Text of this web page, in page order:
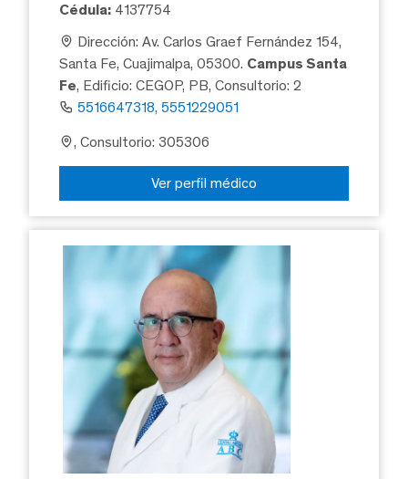
Cédula: 4137754
Dirección: Av. Carlos Graef Fernández 154,
Santa Fe, Cuajimalpa, 05300. Campus Santa
Fe, Edificio: CEGOP, PB, Consultorio: 2
5516647318, 5551229051
, Consultorio: 305306
Ver perfil médico